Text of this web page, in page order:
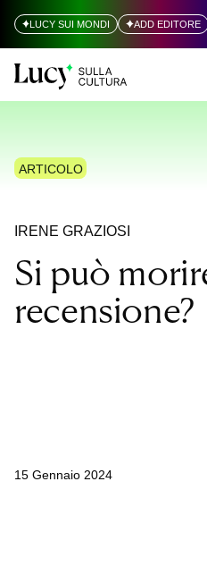
LUCY SUI MONDI ADD EDITORE
ARTICOLO
IRENE GRAZIOSI
Si può
recensione?
15 Gennaio 2024